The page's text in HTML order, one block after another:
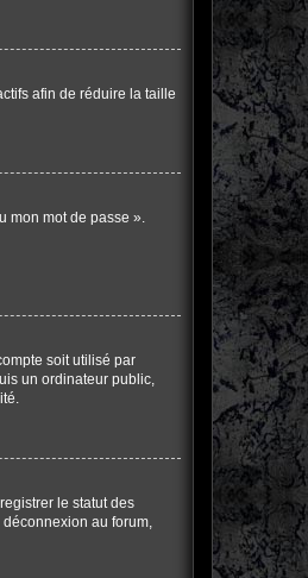
afin de réduire la taille
mon mot de passe ».
soit utilisé par
un ordinateur public,
le statut des
au forum,